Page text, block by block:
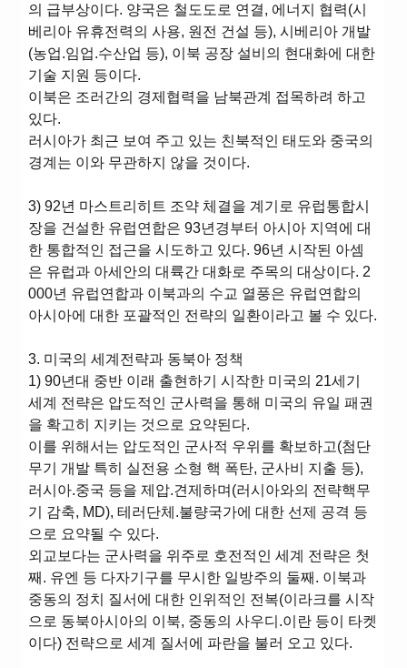
의 급부상이다. 양국은 철도도로 연결, 에너지 협력(시
베리아 유휴전력의 사용, 원전 건설 등), 시베리아 개발
(농업.임업.수산업 등), 이북 공장 설비의 현대화에 대한
기술 지원 등이다.
이북은 조러간의 경제협력을 남북관계 접목하려 하고
있다.
러시아가 최근 보여 주고 있는 친북적인 태도와 중국의
경계는 이와 무관하지 않을 것이다.
3) 92년 마스트리히트 조약 체결을 계기로 유럽통합시
장을 건설한 유럽연합은 93년경부터 아시아 지역에 대
한 통합적인 접근을 시도하고 있다. 96년 시작된 아셈
은 유럽과 아세안의 대륙간 대화로 주목의 대상이다. 2
000년 유럽연합과 이북과의 수교 열풍은 유럽연합의
아시아에 대한 포괄적인 전략의 일환이라고 볼 수 있다.
3. 미국의 세계전략과 동북아 정책
1) 90년대 중반 이래 출현하기 시작한 미국의 21세기
세계 전략은 압도적인 군사력을 통해 미국의 유일 패권
을 확고히 지키는 것으로 요약된다.
이를 위해서는 압도적인 군사적 우위를 확보하고(첨단
무기 개발 특히 실전용 소형 핵 폭탄, 군사비 지출 등),
러시아.중국 등을 제압.견제하며(러시아와의 전략핵무
기 감축, MD), 테러단체.불량국가에 대한 선제 공격 등
으로 요약될 수 있다.
외교보다는 군사력을 위주로 호전적인 세계 전략은 첫
째. 유엔 등 다자기구를 무시한 일방주의 둘째. 이북과
중동의 정치 질서에 대한 인위적인 전복(이라크를 시작
으로 동북아시아의 이북, 중동의 사우디.이란 등이 타켓
이다) 전략으로 세계 질서에 파란을 불러 오고 있다.